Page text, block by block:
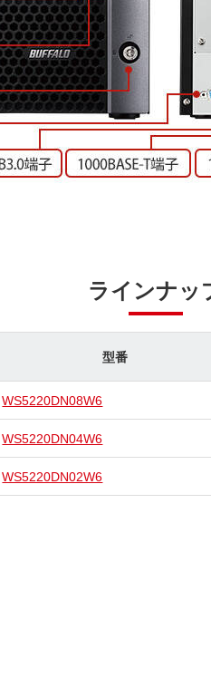
ラインナッ
型番
WS5220DN08W6
WS5220DN04W6
WS5220DN02W6